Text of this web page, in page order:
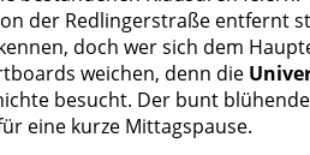
der Redlingerstraße entfernt
doch wer sich dem
weichen, denn die
besucht. Der bunt blühende
eine kurze Mittagspause.